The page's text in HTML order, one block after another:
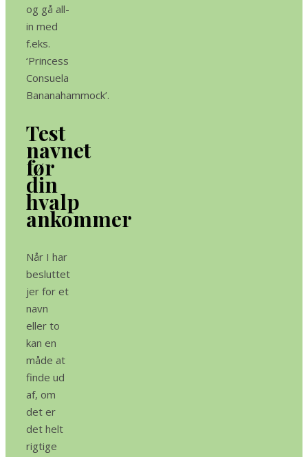
og gå all-
in med
f.eks.
‘Princess
Consuela
Bananahammock’.
Test
navnet
før
din
hvalp
ankommer
Når I har
besluttet
jer for et
navn
eller to
kan en
måde at
finde ud
af, om
det er
det helt
rigtige